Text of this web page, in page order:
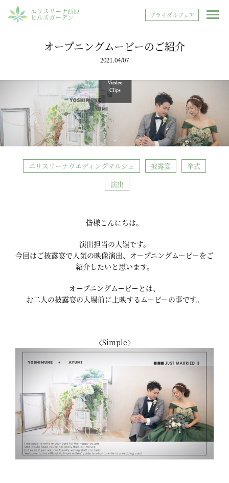
エリスリーナ西原
ヒルズガーデン ブライダルフェア
オープニングムービーのご紹介
2021.04/07
エリスリーナウエディングマルシェ 披露宴
挙式
演出
皆様こんにちは。
演出担当の大嶺です。
今回はご披露宴で人気の映像演出、オープニングムービーをご
紹介したいと思います。
オープニングムービーとは、
お二人の披露宴の入場前に上映するムービーの事です。
〈Simple〉